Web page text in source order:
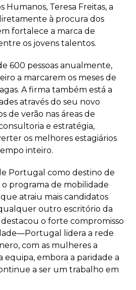
Humanos, Teresa Freitas, a
à procura dos
fortalece a marca de
os jovens talentos.
600 pessoas anualmente,
a marcarem os meses de
A firma também está a
através do seu novo
de verão nas áreas de
e estratégia,
os melhores estagiários
inteiro.
Portugal como destino de
programa de mobilidade
atraiu mais candidatos
outro escritório da
o forte compromisso
lidera a rede
com as mulheres a
equipa, embora a paridade a
a ser um trabalho em